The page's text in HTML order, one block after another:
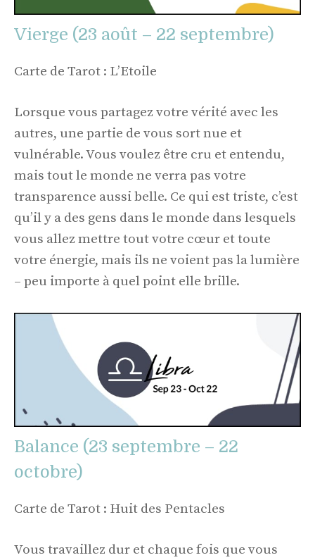
Vierge (23 août – 22 septembre)
Carte de Tarot : L’Etoile
Lorsque vous partagez votre vérité avec les
autres, une partie de vous sort nue et
vulnérable. Vous voulez être cru et entendu,
mais tout le monde ne verra pas votre
transparence aussi belle. Ce qui est triste, c’est
qu’il y a des gens dans le monde dans lesquels
vous allez mettre tout votre cœur et toute
votre énergie, mais ils ne voient pas la lumière
– peu importe à quel point elle brille.
Balance (23 septembre – 22
octobre)
Carte de Tarot : Huit des Pentacles
Vous travaillez dur et chaque fois que vous